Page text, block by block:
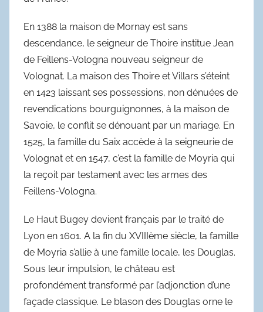
En 1388 la maison de Mornay est sans
descendance, le seigneur de Thoire institue Jean
de Feillens-Vologna nouveau seigneur de
Volognat. La maison des Thoire et Villars s’éteint
en 1423 laissant ses possessions, non dénuées de
revendications bourguignonnes, à la maison de
Savoie, le conflit se dénouant par un mariage. En
1525, la famille du Saix accède à la seigneurie de
Volognat et en 1547, c’est la famille de Moyria qui
la reçoit par testament avec les armes des
Feillens-Vologna.
Le Haut Bugey devient français par le traité de
Lyon en 1601. A la fin du XVIIIème siècle, la famille
de Moyria s’allie à une famille locale, les Douglas.
Sous leur impulsion, le château est
profondément transformé par l’adjonction d’une
façade classique. Le blason des Douglas orne le